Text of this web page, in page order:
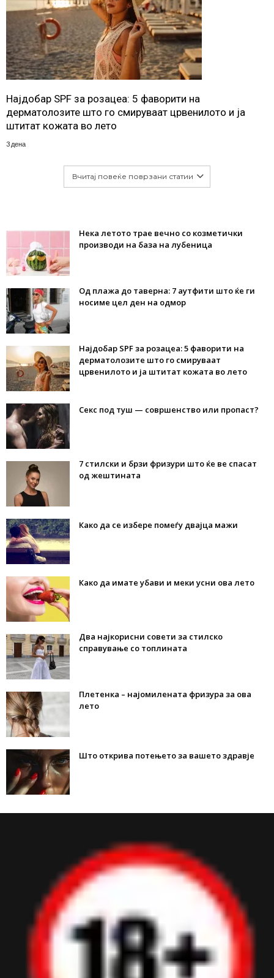
Најдобар SPF за розацеа: 5 фаворити на
дерматолозите што го смируваат црвенилото и ја
штитат кожата во лето
3 дена
Вчитај повеќе поврзани статии
Нека летото трае вечно со козметички
производи на база на лубеница
Од плажа до таверна: 7 аутфити што ќе ги
носиме цел ден на одмор
Најдобар SPF за розацеа: 5 фаворити на
дерматолозите што го смируваат
црвенилото и ја штитат кожата во лето
Секс под туш — совршенство или пропаст?
7 стилски и брзи фризури што ќе ве спасат
од жештината
Како да се избере помеѓу двајца мажи
Како да имате убави и меки усни ова лето
Два најкорисни совети за стилско
справување со топлината
Плетенка – најомилената фризура за ова
лето
Што открива потењето за вашето здравје